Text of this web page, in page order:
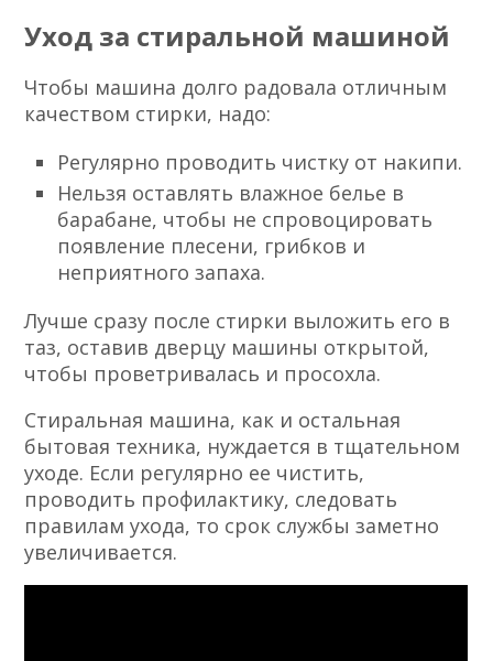
Уход за стиральной машиной
Чтобы машина долго радовала отличным
качеством стирки, надо:
Регулярно проводить чистку от накипи.
Нельзя оставлять влажное белье в
барабане, чтобы не спровоцировать
появление плесени, грибков и
неприятного запаха.
Лучше сразу после стирки выложить его в
таз, оставив дверцу машины открытой,
чтобы проветривалась и просохла.
Стиральная машина, как и остальная
бытовая техника, нуждается в тщательном
уходе. Если регулярно ее чистить,
проводить профилактику, следовать
правилам ухода, то срок службы заметно
увеличивается.